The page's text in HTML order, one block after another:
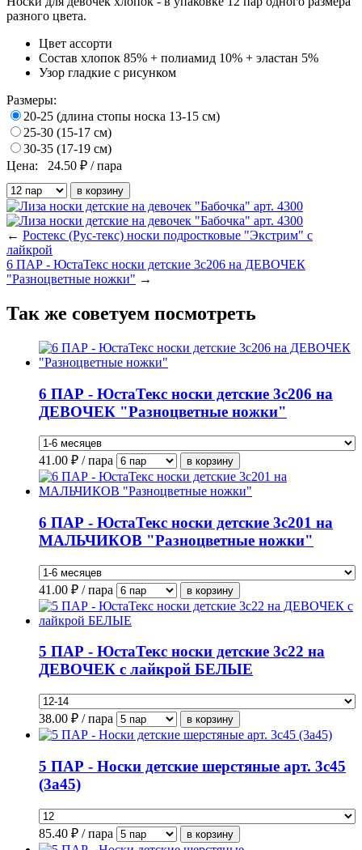
разного цвета.
Цвет ассорти
Состав хлопок 85% + полиамид 10% + эластан 5%
Узор гладкие с рисунком
Размеры:
20-25 (длина стопы носка 13-15 см)
25-30 (15-17 см)
30-35 (17-19 см)
Цена:
24.50 ₽ / пара
← Ростекс (Рус-текс) носки подростковые "Экстрим" с
лайкрой
6 ПАР - ЮстаТекс носки детские 3с206 на ДЕВОЧЕК
"Разноцветные ножки" →
Так же советуем посмотреть
6 ПАР - ЮстаТекс носки детские 3с206 на
ДЕВОЧЕК "Разноцветные ножки"
41.00 ₽ / пара
6 ПАР - ЮстаТекс носки детские 3с201 на
МАЛЬЧИКОВ "Разноцветные ножки"
41.00 ₽ / пара
5 ПАР - ЮстаТекс носки детские 3с22 на
ДЕВОЧЕК с лайкрой БЕЛЫЕ
38.00 ₽ / пара
5 ПАР - Носки детские шерстяные арт. 3с45
(3а45)
85.40 ₽ / пара